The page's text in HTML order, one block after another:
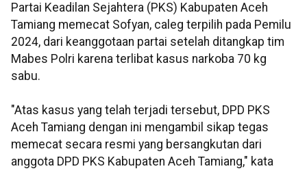
Partai Keadilan Sejahtera (PKS) Kabupaten Aceh
Tamiang memecat Sofyan, caleg terpilih pada Pemilu
2024, dari keanggotaan partai setelah ditangkap tim
Mabes Polri karena terlibat kasus narkoba 70 kg
sabu.
"Atas kasus yang telah terjadi tersebut, DPD PKS
Aceh Tamiang dengan ini mengambil sikap tegas
memecat secara resmi yang bersangkutan dari
anggota DPD PKS Kabupaten Aceh Tamiang," kata